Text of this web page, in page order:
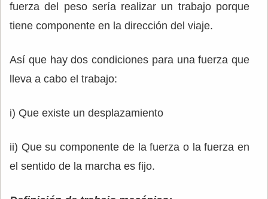
fuerza del peso sería realizar un trabajo porque
tiene componente en la dirección del viaje.
Así que hay dos condiciones para una fuerza que
lleva a cabo el trabajo:
i) Que existe un desplazamiento
ii) Que su componente de la fuerza o la fuerza en
el sentido de la marcha es fijo.